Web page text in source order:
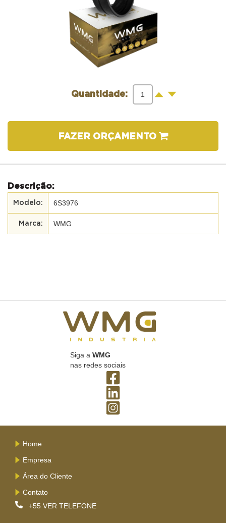
Quantidade: + -
FAZER ORÇAMENTO
Descrição:
6S3976
WMG
Siga a WMG
nas redes sociais
Home
Empresa
Área do Cliente
Contato
+55 VER TELEFONE